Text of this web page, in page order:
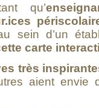
qu’
sein d’un
carte
très
aient envie